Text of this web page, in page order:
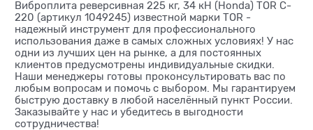
Виброплита реверсивная 225 кг, 34 кН (Honda) TOR C-
220 (артикул 1049245) известной марки TOR -
надежный инструмент для профессионального
использования даже в самых сложных условиях! У нас
одни из лучших цен на рынке, а для постоянных
клиентов предусмотрены индивидуальные скидки.
Наши менеджеры готовы проконсультировать вас по
любым вопросам и помочь с выбором. Мы гарантируем
быструю доставку в любой населённый пункт России.
Заказывайте у нас и убедитесь в выгодности
сотрудничества!